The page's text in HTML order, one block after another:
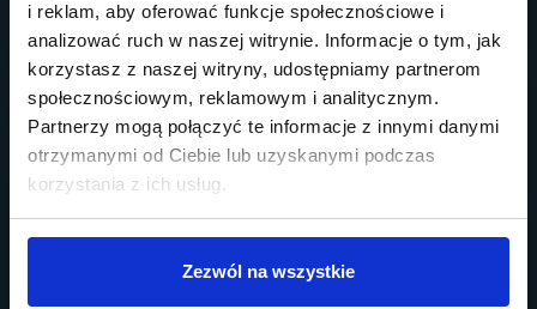
i reklam, aby oferować funkcje społecznościowe i
analizować ruch w naszej witrynie. Informacje o tym, jak
korzystasz z naszej witryny, udostępniamy partnerom
społecznościowym, reklamowym i analitycznym.
Partnerzy mogą połączyć te informacje z innymi danymi
otrzymanymi od Ciebie lub uzyskanymi podczas
korzystania z ich usług.
Zezwól na wszystkie